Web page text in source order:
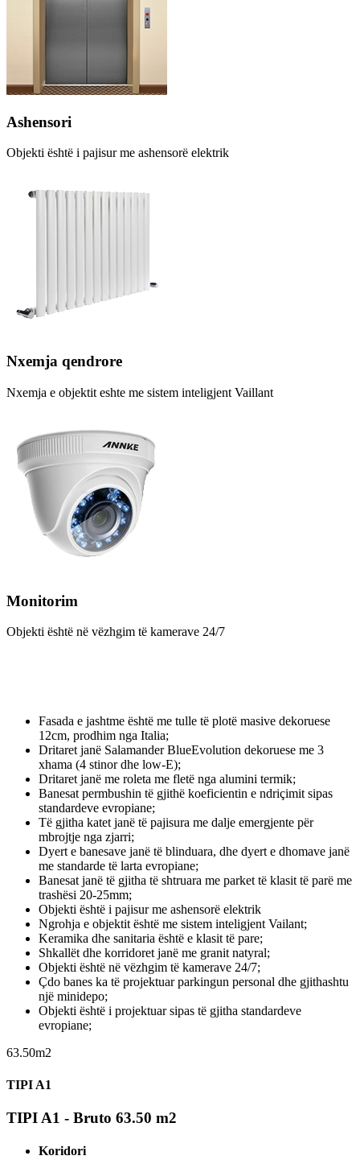
Ashensori
Objekti është i pajisur me ashensorë elektrik
Nxemja qendrore
Nxemja e objektit eshte me sistem inteligjent Vaillant
Monitorim
Objekti është në vëzhgim të kamerave 24/7
Fasada e jashtme është me tulle të plotë masive dekoruese
12cm, prodhim nga Italia;
Dritaret janë Salamander BlueEvolution dekoruese me 3
xhama (4 stinor dhe low-E);
Dritaret janë me roleta me fletë nga alumini termik;
Banesat permbushin të gjithë koeficientin e ndriçimit sipas
standardeve evropiane;
Të gjitha katet janë të pajisura me dalje emergjente për
mbrojtje nga zjarri;
Dyert e banesave janë të blinduara, dhe dyert e dhomave janë
me standarde të larta evropiane;
Banesat janë të gjitha të shtruara me parket të klasit të parë me
trashësi 20-25mm;
Objekti është i pajisur me ashensorë elektrik
Ngrohja e objektit është me sistem inteligjent Vailant;
Keramika dhe sanitaria është e klasit të pare;
Shkallët dhe korridoret janë me granit natyral;
Objekti është në vëzhgim të kamerave 24/7;
Çdo banes ka të projektuar parkingun personal dhe gjithashtu
një minidepo;
Objekti është i projektuar sipas të gjitha standardeve
evropiane;
63.50m2
TIPI A1
TIPI A1 - Bruto 63.50 m2
Koridori